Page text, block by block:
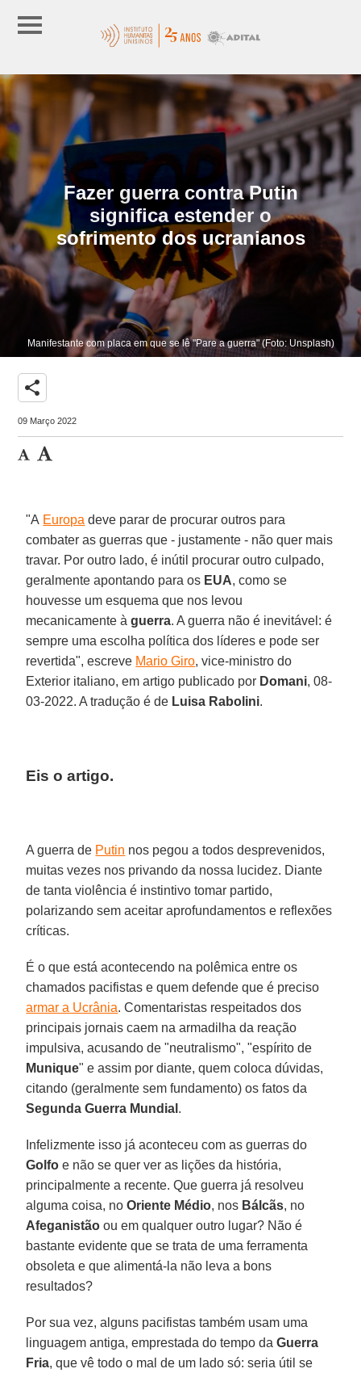
Fazer guerra contra Putin
significa estender o
sofrimento dos ucranianos
Manifestante com placa em que se lê "Pare a guerra" (Foto: Unsplash)
share
09 Março 2022
"A Europa deve parar de procurar outros para
combater as guerras que - justamente - não quer mais
travar. Por outro lado, é inútil procurar outro culpado,
geralmente apontando para os EUA, como se
houvesse um esquema que nos levou
mecanicamente àguerra. A guerra não é inevitável: é
sempre uma escolha política dos líderes e pode ser
revertida", escreve Mario Giro, vice-ministro do
Exterior italiano, em artigo publicado por Domani, 08-
03-2022. A tradução é de Luisa Rabolini.
Eis o artigo.
A guerra de Putin nos pegou a todos desprevenidos,
muitas vezes nos privando da nossa lucidez. Diante
de tanta violência é instintivo tomar partido,
polarizando sem aceitar aprofundamentos e reflexões
críticas.
É o que está acontecendo na polêmica entre os
chamados pacifistas e quem defende que é preciso
armar a Ucrânia. Comentaristas respeitados dos
principais jornais caem na armadilha da reação
impulsiva, acusando de "neutralismo", "espírito de
Munique" e assim por diante, quem coloca dúvidas,
citando (geralmente sem fundamento) os fatos da
Segunda Guerra Mundial .
Infelizmente isso já aconteceu com as guerras do
Golfo e não se quer ver as lições da história,
principalmente a recente. Que guerra já resolveu
alguma coisa, noOriente Médio, nos Bálcãs, no
Afeganistão ou em qualquer outro lugar? Não é
bastante evidente que se trata de uma ferramenta
obsoleta e que alimentá-la não leva a bons
resultados?
Por sua vez, alguns pacifistas também usam uma
linguagem antiga, emprestada do tempo daGuerra
Fria, que vê todo o mal de um lado só: seria útil se